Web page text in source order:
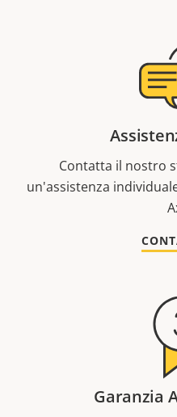
Contatta il nostro
un'assistenza
Garanzia